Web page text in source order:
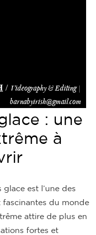
/ Videography & Editing |
barnabyirish@gmail.com
: une
à
est l’une des
fascinantes du monde
attire de plus en
fortes et